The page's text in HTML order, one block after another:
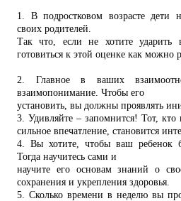
1. В подростковом возрасте дети
своих родителей.
Так что, если не хотите ударить
готовиться к этой оценке как можно
2. Главное в ваших
взаимопонимание. Чтобы его
установить, вы должны проявлять
3. Удивляйте – запомнится! Тот,
сильное впечатление, становится
4. Вы хотите, чтобы ваш ребенок
Тогда научитесь сами и
научите его основам знаний о
сохранения и укрепления здоровья.
5. Сколько времени в неделю вы